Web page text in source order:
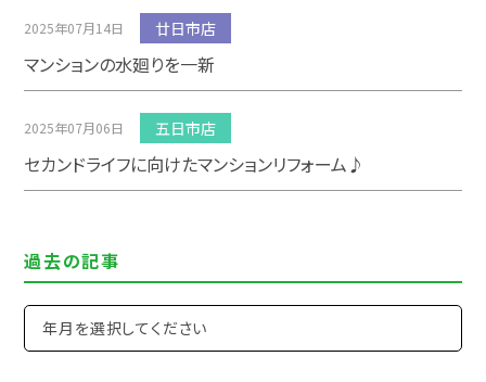
2025年07月14日 廿日市店
マンションの水廻りを一新
2025年07月06日 五日市店
セカンドライフに向けたマンションリフォーム♪
過去の記事